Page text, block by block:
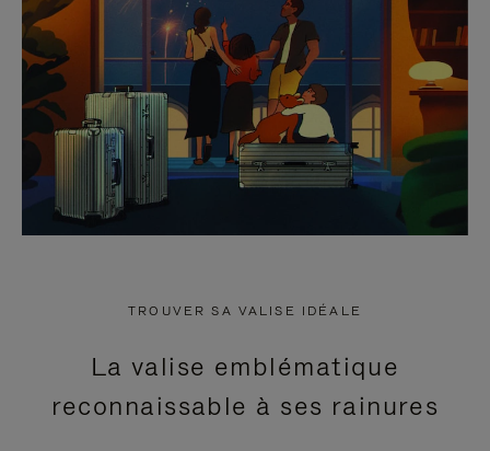
TROUVER SA VALISE IDÉALE
La valise emblématique
reconnaissable à ses rainures